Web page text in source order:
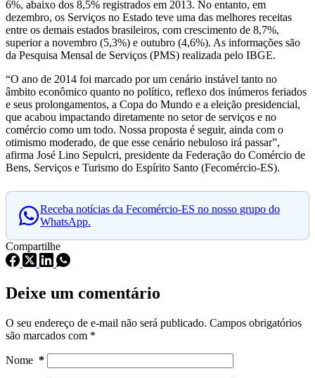
6%, abaixo dos 8,5% registrados em 2013. No entanto, em
dezembro, os Serviços no Estado teve uma das melhores receitas
entre os demais estados brasileiros, com crescimento de 8,7%,
superior a novembro (5,3%) e outubro (4,6%). As informações são
da Pesquisa Mensal de Serviços (PMS) realizada pelo IBGE.
“O ano de 2014 foi marcado por um cenário instável tanto no
âmbito econômico quanto no político, reflexo dos inúmeros feriados
e seus prolongamentos, a Copa do Mundo e a eleição presidencial,
que acabou impactando diretamente no setor de serviços e no
comércio como um todo. Nossa proposta é seguir, ainda com o
otimismo moderado, de que esse cenário nebuloso irá passar”,
afirma José Lino Sepulcri, presidente da Federação do Comércio de
Bens, Serviços e Turismo do Espírito Santo (Fecomércio-ES).
Receba notícias da Fecomércio-ES no nosso grupo do
WhatsApp.
Compartilhe
Deixe um comentário
O seu endereço de e-mail não será publicado. Campos obrigatórios
são marcados com *
Nome *